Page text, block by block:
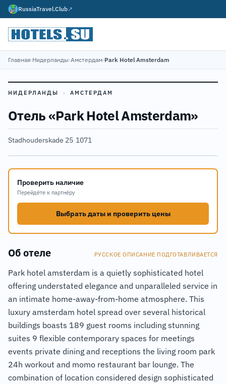
RussiaTravel.Club↗
Главная›Нидерланды›Амстердам›Park Hotel Amsterdam
НИДЕРЛАНДЫ › АМСТЕРДАМ
Отель «Park Hotel Amsterdam»
Stadhouderskade 25·1071
Проверить наличие
Перейдёте к партнёру
Выбрать даты и проверить цены
Об отеле РУССКОЕ ОПИСАНИЕ ПОДГОТАВЛИВАЕТСЯ
Park hotel amsterdam is a quietly sophisticated hotel
offering understated elegance and unparalleled service in
an intimate home-away-from-home atmosphere. This
luxury amsterdam hotel spread over several historical
buildings boasts 189 guest rooms including stunning
suites 9 flexible contemporary spaces for meetings
events private dining and receptions the living room park
24h workout and momo restaurant bar lounge. The
combination of location considered design sophisticated